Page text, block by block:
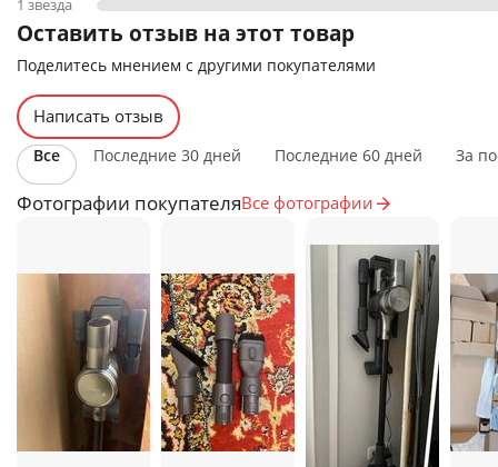
Оставить отзыв на этот товар
Поделитесь мнением с другими покупателями
Написать отзыв
Все Последние 30 дней Последние 60 дней За
Фотографии покупателяВсе фотографии